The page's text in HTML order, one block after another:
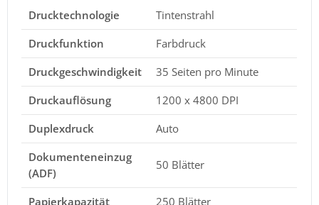
Drucktechnologie
Tintenstrahl
Druckfunktion
Farbdruck
Druckgeschwindigkeit
35 Seiten pro Minute
Druckauflösung
1200 x 4800 DPI
Duplexdruck
Auto
Dokumenteneinzug
(ADF)
50 Blätter
Papierkapazität
250 Blätter